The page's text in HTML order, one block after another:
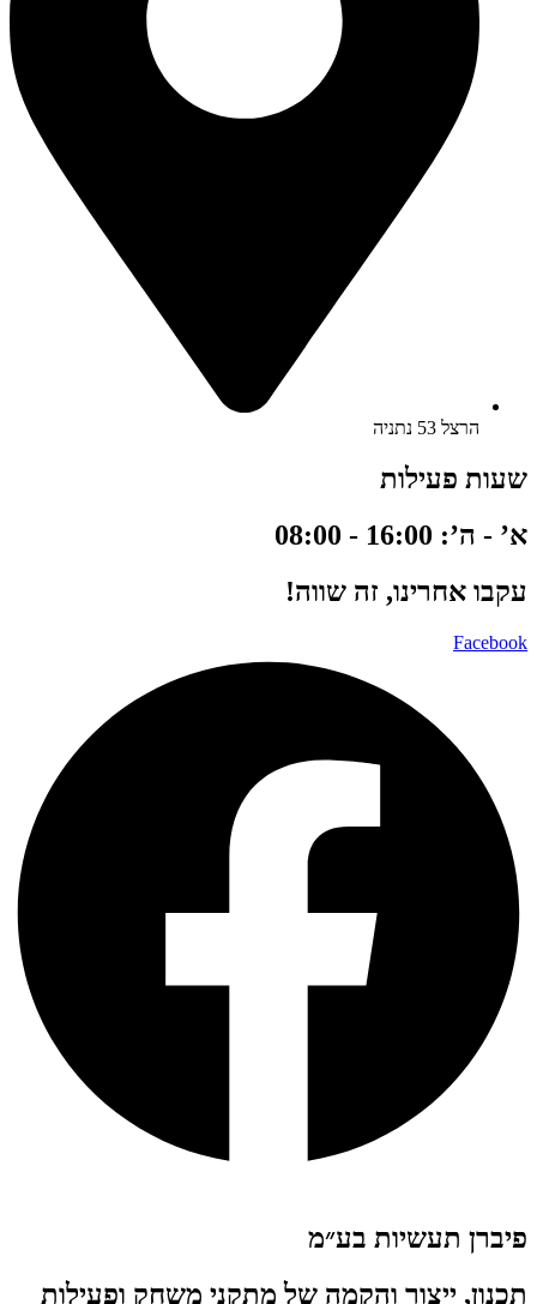
הרצל 53 נתניה
שעות פעילות
א’ - ה’: 16:00 - 08:00
עקבו אחרינו, זה שווה!
Facebook
פיברן תעשיות בע״מ
תכנון, ייצור והקמה של מתקני משחק ופעילות